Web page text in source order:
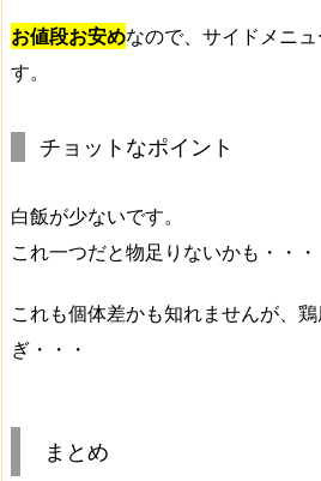
お値段お安めなので、サイドメニ
す。
チョットなポイント
白飯が少ないです。
これ一つだと物足りないかも・・・
これも個体差かも知れませんが、
ぎ・・・
まとめ